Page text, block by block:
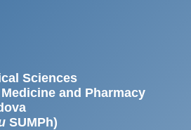
Sciences
and Pharmacy
SUMPh)